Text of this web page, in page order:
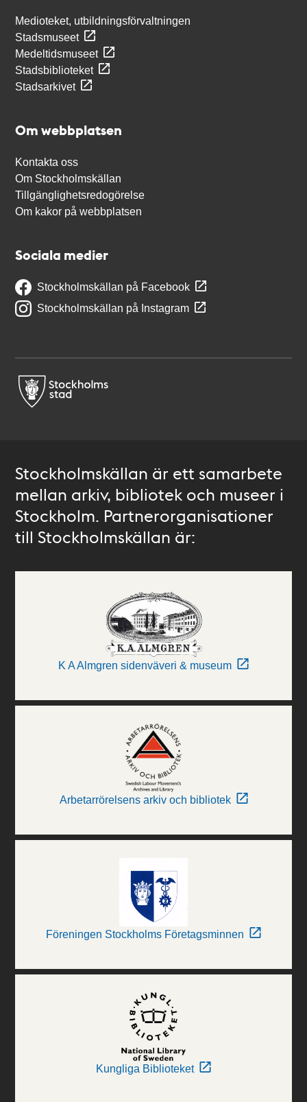
Medioteket, utbildningsförvaltningen
Stadsmuseet
Medeltidsmuseet
Stadsbiblioteket
Stadsarkivet
Om webbplatsen
Kontakta oss
Om Stockholmskällan
Tillgänglighetsredogörelse
Om kakor på webbplatsen
Sociala medier
Stockholmskällan på Facebook
Stockholmskällan på Instagram
Stockholmskällan är ett samarbete
mellan arkiv, bibliotek och museer i
Stockholm. Partnerorganisationer
till Stockholmskällan är:
K A Almgren sidenväveri & museum
Arbetarrörelsens arkiv och bibliotek
Föreningen Stockholms Företagsminnen
Kungliga Biblioteket